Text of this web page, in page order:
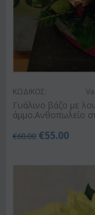
ΚΩΔΙΚΟΣ:
Γυάλινο βάζο με
άμμο.Ανθοπωλείο
€60.00 €55.00